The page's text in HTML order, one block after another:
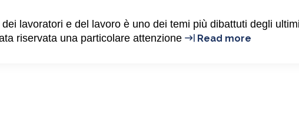
lavoratori e del lavoro è uno dei temi più dibattuti degli
riservata una particolare attenzione
Read more